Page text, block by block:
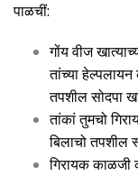
पाळचीं:
गोंय वीज
तांच्या
तपशील सोदपा
तांकां तुमचो
बिलाचो तपशील
गिरायक काळजी